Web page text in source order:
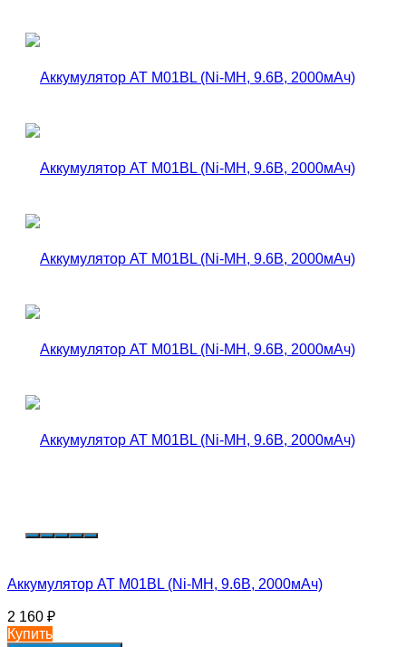
Аккумулятор AT M01BL (Ni-MH, 9.6В, 2000мАч)
2 160 ₽
Купить